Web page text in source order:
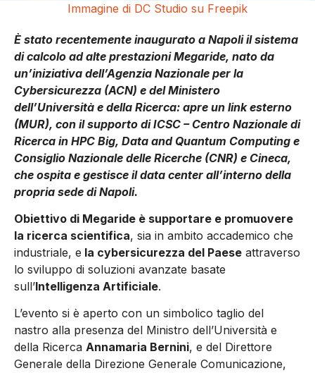
Immagine di DC Studio su Freepik
È stato recentemente inaugurato a Napoli il sistema
di calcolo ad alte prestazioni Megaride, nato da
un’iniziativa dell’Agenzia Nazionale per la
Cybersicurezza (ACN) e del Ministero
dell’Università e della Ricerca: apre un link esterno
(MUR), con il supporto di ICSC – Centro Nazionale di
Ricerca in HPC Big, Data and Quantum Computing e
Consiglio Nazionale delle Ricerche (CNR) e Cineca,
che ospita e gestisce il data center all’interno della
propria sede di Napoli.
Obiettivo di Megaride è supportare e promuovere
la ricerca scientifica, sia in ambito accademico che
industriale, e la cybersicurezza del Paese attraverso
lo sviluppo di soluzioni avanzate basate
sull’Intelligenza Artificiale.
L’evento si è aperto con un simbolico taglio del
nastro alla presenza del Ministro dell’Università e
della Ricerca Annamaria Bernini, e del Direttore
Generale della Direzione Generale Comunicazione,